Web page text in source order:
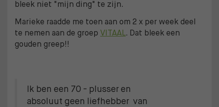
bleek niet "mijn ding" te zijn.
Marieke raadde me toen aan om 2 x per week deel
te nemen aan de groep VITAAL. Dat bleek een
gouden greep!!
Ik ben een 70 - plusser en
absoluut geen liefhebber van